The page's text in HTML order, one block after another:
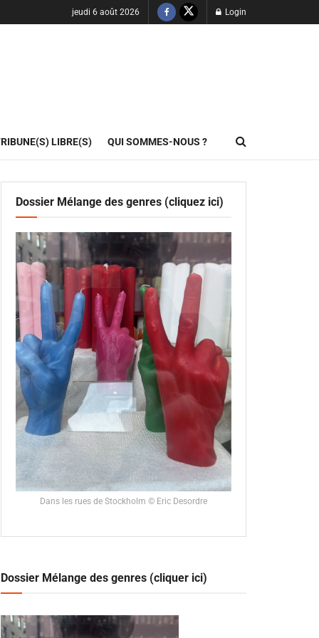
jeudi 6 août 2026 Login
LIBRE(S) QUI SOMMES-NOUS ?
Dossier Mélange des genres (cliquez ici)
Dans les rues de Stockholm © Eric Desordre
Dossier Mélange des genres (cliquer ici)